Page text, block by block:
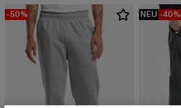
-50% NEU -40%